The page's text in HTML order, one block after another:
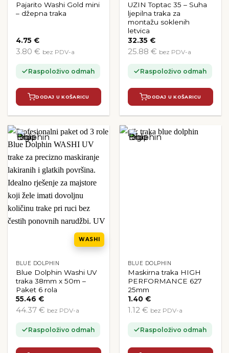
Pajarito Washi Gold mini
– džepna traka
4.75€
3.80 € bez PDV-a
Raspoloživo odmah
DODAJ U KOŠARICU
UZIN Toptac 35 – Suha
ljepilna traka za
montažu soklenih
letvica
32.35€
25.88 € bez PDV-a
Raspoloživo odmah
DODAJ U KOŠARICU
WASHI
BLUE DOLPHIN
Blue Dolphin Washi UV
traka 38mm x 50m –
Paket 6 rola
55.46€
44.37 € bez PDV-a
Raspoloživo odmah
BLUE DOLPHIN
Maskirna traka HIGH
PERFORMANCE 627
25mm
1.40€
1.12 € bez PDV-a
Raspoloživo odmah